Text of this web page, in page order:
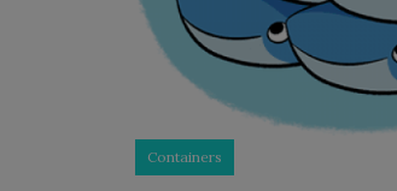
Containers